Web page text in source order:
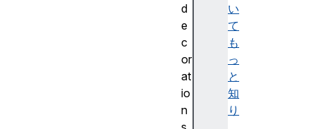
い
て
も
っ
と
知
り
d
e
c
or
at
io
n